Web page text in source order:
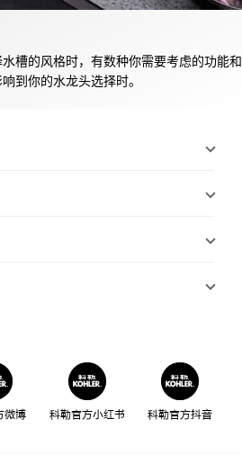
槽的风格时，有数种你需要考虑的功能和
到你的水龙头选择时。
微博 科勒官方小红书 科勒官方抖音